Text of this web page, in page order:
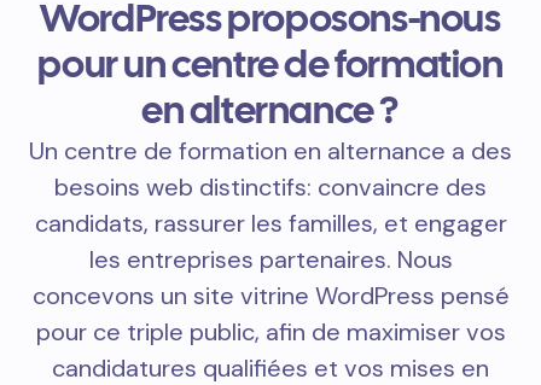
WordPress proposons-nous
pour un centre de formation
en alternance ?
Un centre de formation en alternance a des
besoins web distinctifs: convaincre des
candidats, rassurer les familles, et engager
les entreprises partenaires. Nous
concevons un site vitrine WordPress pensé
pour ce triple public, afin de maximiser vos
candidatures qualifiées et vos mises en